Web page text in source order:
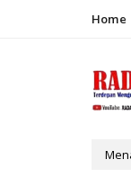
Home